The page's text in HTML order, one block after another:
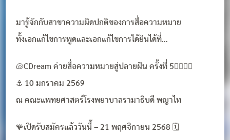
มารู้จักกับสาขาความผิดปกติของการสื่อความหมาย
ทั้งเอกแก้ไขการพูดและเอกแก้ไขการได้ยินได้ที่…
🐚CDream ค่ายสื่อความหมายสู่ปลายฝัน ครั้งที่ 5🧜🏻‍♀️✨
⚓️ 10 มกราคม 2569
ณ คณะแพทยศาสตร์โรงพยาบาลรามาธิบดี พญาไท
🪸เปิดรับสมัครแล้ววันนี้ – 21 พฤศจิกายน 2568 🗓️